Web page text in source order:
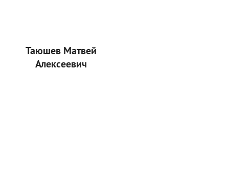
Таюшев Матвей
Алексеевич